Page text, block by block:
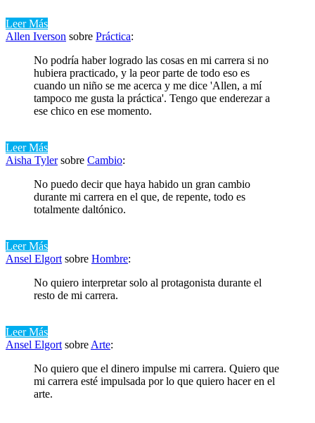
Leer Más
Allen Iverson sobre Práctica:
No podría haber logrado las cosas en mi carrera si no
hubiera practicado, y la peor parte de todo eso es
cuando un niño se me acerca y me dice 'Allen, a mí
tampoco me gusta la práctica'. Tengo que enderezar a
ese chico en ese momento.
Leer Más
Aisha Tylersobre Cambio:
No puedo decir que haya habido un gran cambio
durante mi carrera en el que, de repente, todo es
totalmente daltónico.
Leer Más
Ansel Elgort sobre Hombre:
No quiero interpretar solo al protagonista durante el
resto de mi carrera.
Leer Más
Ansel Elgort sobre Arte:
No quiero que el dinero impulse mi carrera. Quiero que
mi carrera esté impulsada por lo que quiero hacer en el
arte.